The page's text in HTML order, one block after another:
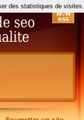
des statistiques de visites.